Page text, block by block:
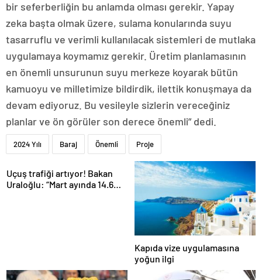
bir seferberliğin bu anlamda olması gerekir. Yapay
zeka başta olmak üzere, sulama konularında suyu
tasarruflu ve verimli kullanılacak sistemleri de mutlaka
uygulamaya koymamız gerekir. Üretim planlamasının
en önemli unsurunun suyu merkeze koyarak bütün
kamuoyu ve milletimize bildirdik, ilettik konuşmaya da
devam ediyoruz. Bu vesileyle sizlerin vereceğiniz
planlar ve ön görüler son derece önemli” dedi.
2024 Yılı Baraj Önemli Proje
Uçuş trafiği artıyor! Bakan
Uraloğlu: “Mart ayında 14.6
Kapıda vize uygulamasına
yoğun ilgi